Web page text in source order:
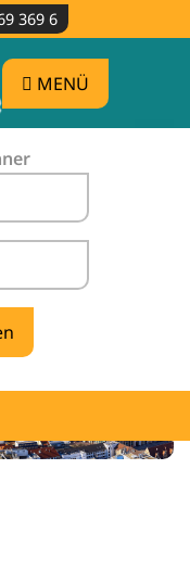
369 6
MENÜ
-